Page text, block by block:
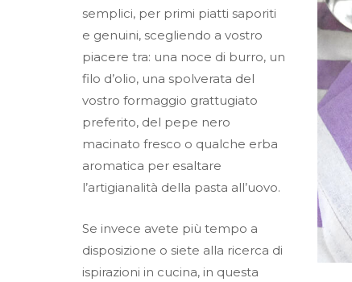
semplici, per primi piatti saporiti
e genuini, scegliendo a vostro
piacere tra: una noce di burro, un
filo d’olio, una spolverata del
vostro formaggio grattugiato
preferito, del pepe nero
macinato fresco o qualche erba
aromatica per esaltare
l’artigianalità della pasta all’uovo.
Se invece avete più tempo a
disposizione o siete alla ricerca di
ispirazioni in cucina, in questa